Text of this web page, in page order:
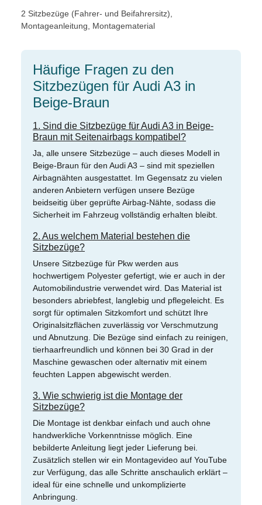
2 Sitzbezüge (Fahrer- und Beifahrersitz),
Montageanleitung, Montagematerial
Häufige Fragen zu den
Sitzbezügen für Audi A3 in
Beige-Braun
1. Sind die Sitzbezüge für Audi A3 in Beige-
Braun mit Seitenairbags kompatibel?
Ja, alle unsere Sitzbezüge – auch dieses Modell in
Beige-Braun für den Audi A3 – sind mit speziellen
Airbagnähten ausgestattet. Im Gegensatz zu vielen
anderen Anbietern verfügen unsere Bezüge
beidseitig über geprüfte Airbag-Nähte, sodass die
Sicherheit im Fahrzeug vollständig erhalten bleibt.
2. Aus welchem Material bestehen die
Sitzbezüge?
Unsere Sitzbezüge für Pkw werden aus
hochwertigem Polyester gefertigt, wie er auch in der
Automobilindustrie verwendet wird. Das Material ist
besonders abriebfest, langlebig und pflegeleicht. Es
sorgt für optimalen Sitzkomfort und schützt Ihre
Originalsitzflächen zuverlässig vor Verschmutzung
und Abnutzung. Die Bezüge sind einfach zu reinigen,
tierhaarfreundlich und können bei 30 Grad in der
Maschine gewaschen oder alternativ mit einem
feuchten Lappen abgewischt werden.
3. Wie schwierig ist die Montage der
Sitzbezüge?
Die Montage ist denkbar einfach und auch ohne
handwerkliche Vorkenntnisse möglich. Eine
bebilderte Anleitung liegt jeder Lieferung bei.
Zusätzlich stellen wir ein Montagevideo auf YouTube
zur Verfügung, das alle Schritte anschaulich erklärt –
ideal für eine schnelle und unkomplizierte
Anbringung.